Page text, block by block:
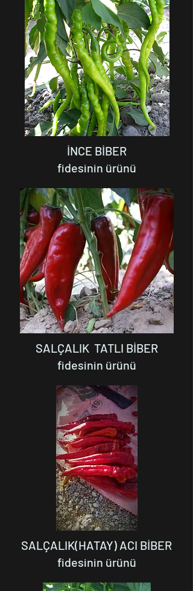
İNCE BİBER
fidesinin ürünü
SALÇALIK TATLI BİBER
fidesinin ürünü
SALÇALIK(HATAY) ACI BİBER
fidesinin ürünü